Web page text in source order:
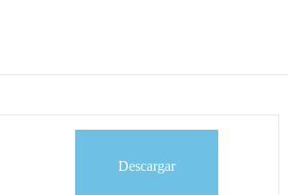
Descargar